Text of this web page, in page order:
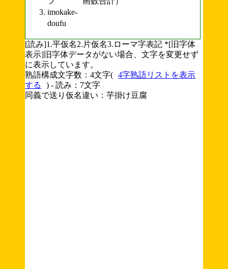
imokake-
doufu
[読み]1.平仮名2.片仮名3.ローマ字表記 *[旧字体
表示]旧字体データがない場合、文字を変更せず
に表示しています。
熟語構成文字数：4文字( 4字熟語リストを表示
する
) - 読み：7文字
同義で送り仮名違い：芋掛け豆腐